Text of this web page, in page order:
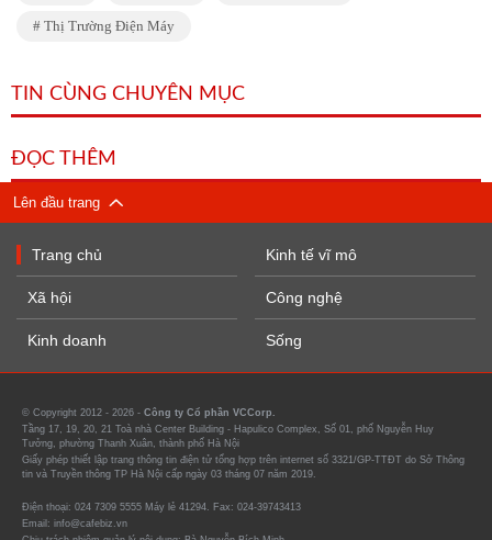
Thị Trường Điện Máy
TIN CÙNG CHUYÊN MỤC
ĐỌC THÊM
Lên đầu trang
Trang chủ
Xã hội
Kinh doanh
Kinh tế vĩ mô
Công nghệ
Sống
© Copyright 2012 - 2026 - Công ty Cổ phần VCCorp.
Tầng 17, 19, 20, 21 Toà nhà Center Building - Hapulico Complex, Số 01, phố Nguyễn Huy
Tưởng, phường Thanh Xuân, thành phố Hà Nội
Giấy phép thiết lập trang thông tin điện tử tổng hợp trên internet số 3321/GP-TTĐT do Sở Thông
tin và Truyền thông TP Hà Nội cấp ngày 03 tháng 07 năm 2019.
Điện thoại: 024 7309 5555 Máy lẻ 41294. Fax: 024-39743413
Email: info@cafebiz.vn